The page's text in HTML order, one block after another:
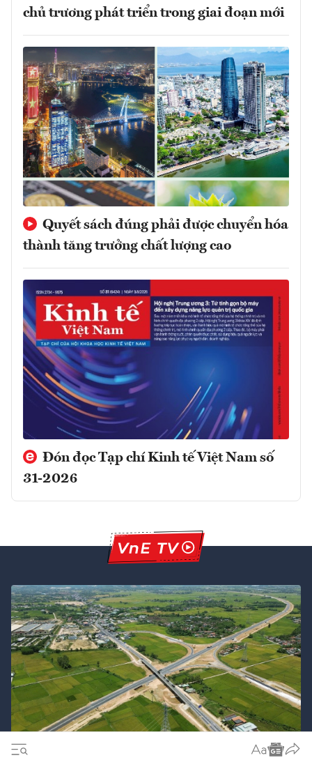
chủ trương phát triển trong giai đoạn mới
Quyết sách đúng phải được chuyển hóa
thành tăng trưởng chất lượng cao
Đón đọc Tạp chí Kinh tế Việt Nam số
31-2026